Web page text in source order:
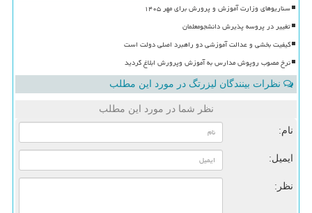
سناریوهای وزارت آموزش و پرورش برای مهر ۱۴۰۵
تغییر در پروسه پذیرش دانشجومعلمان
کیفیت بخشی و عدالت آموزشی دو راهبرد اصلی دولت است
نرخ مصوب روپوش مدارس به آموزش وپرورش ابلاغ گردید
نظرات بینندگان لیزرتگ در مورد این مطلب
نظر شما در مورد این مطلب
نام:
ایمیل:
نظر: